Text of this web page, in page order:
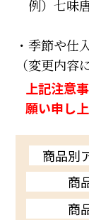
例）七味
・季節や仕
（変更内容
上記注意
願い申し上
商品別
商
商